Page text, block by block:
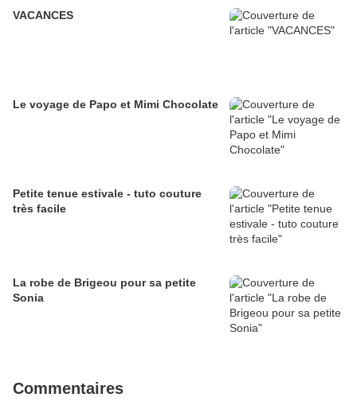
VACANCES
Le voyage de Papo et Mimi Chocolate
Petite tenue estivale - tuto couture
très facile
La robe de Brigeou pour sa petite
Sonia
Commentaires